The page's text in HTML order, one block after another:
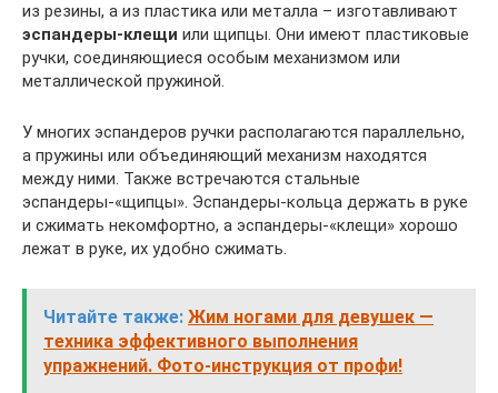
из резины, а из пластика или металла – изготавливают
эспандеры-клещи или щипцы. Они имеют пластиковые
ручки, соединяющиеся особым механизмом или
металлической пружиной.
У многих эспандеров ручки располагаются параллельно,
а пружины или объединяющий механизм находятся
между ними. Также встречаются стальные
эспандеры-«щипцы». Эспандеры-кольца держать в руке
и сжимать некомфортно, а эспандеры-«клещи» хорошо
лежат в руке, их удобно сжимать.
Читайте также: Жим ногами для девушек —
техника эффективного выполнения
упражнений. Фото-инструкция от профи!